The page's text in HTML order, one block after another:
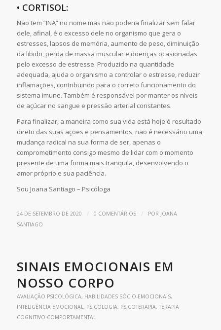
• CORTISOL:
Não tem “INA” no nome mas não poderia finalizar sem falar
dele, afinal, é o excesso dele no organismo que gera o
estresses, lapsos de memória, aumento de peso, diminuição
da libido, perda de massa muscular e doenças ocasionadas
pelo excesso de estresse. Produzido na quantidade
adequada, ajuda o organismo a controlar o estresse, reduzir
inflamações, contribuindo para o correto funcionamento do
sistema imune. Também é responsável por manter os níveis
de açúcar no sangue e pressão arterial constantes.
Para finalizar, a maneira como sua vida está hoje é resultado
direto das suas ações e pensamentos, não é necessário uma
mudança radical na sua forma de ser, apenas o
comprometimento consigo mesmo de lidar com o momento
presente de uma forma mais tranquila, desenvolvendo o
amor próprio e sua paciência.
Sou Joana Santiago – Psicóloga
24 DE SETEMBRO DE 2020 / 0 COMENTÁRIOS / POR JOANA
SANTIAGO
SINAIS EMOCIONAIS EM
NOSSO CORPO
AVALIAÇÃO PSICOLÓGICA, HABILIDADES SÓCIO-EMOCIONAIS,
INTELIGÊNCIA EMOCIONAL, PSICOLOGIA, PSICOTERAPIA, TERAPIA
COGNITIVO-COMPORTAMENTAL